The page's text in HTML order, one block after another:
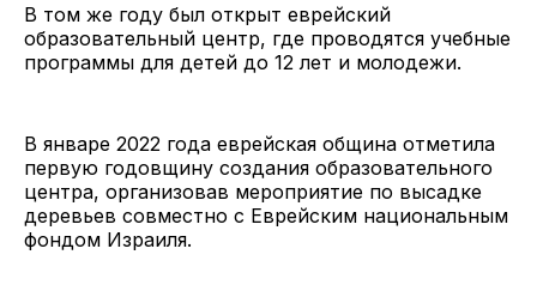
В том же году был открыт еврейский
образовательный центр, где проводятся учебные
программы для детей до 12 лет и молодежи.
В январе 2022 года еврейская община отметила
первую годовщину создания образовательного
центра, организовав мероприятие по высадке
деревьев совместно с Еврейским национальным
фондом Израиля.